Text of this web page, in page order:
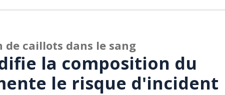
de caillots dans le sang
la composition du
le risque d'incident